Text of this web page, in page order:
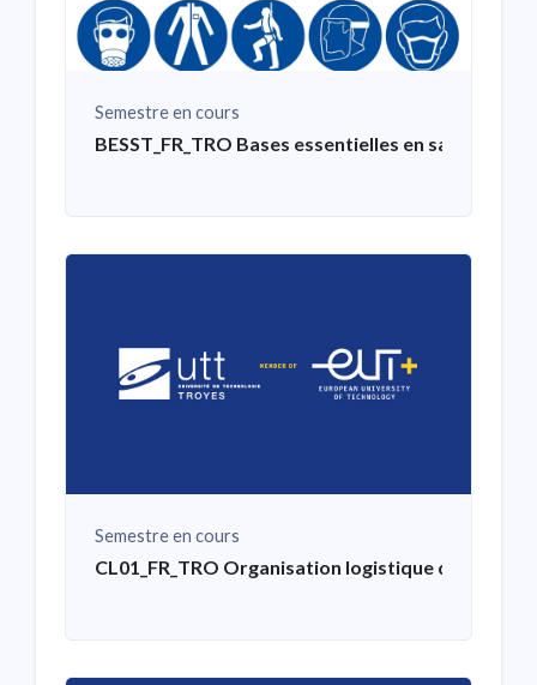
Semestre en cours
BESST_FR_TRO Bases essentielles en santé et
Semestre en cours
CL01_FR_TRO Organisation logistique des